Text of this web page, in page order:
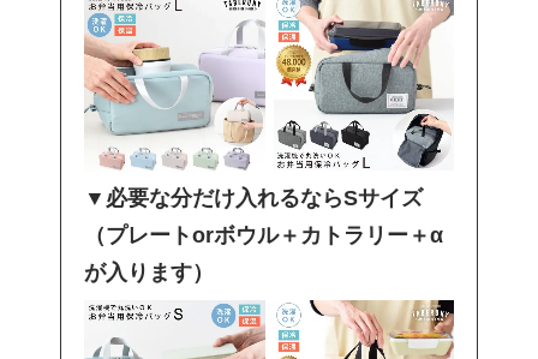
▼必要な分だけ入れるならSサイズ
（プレートorボウル＋カトラリー＋α
が入ります）